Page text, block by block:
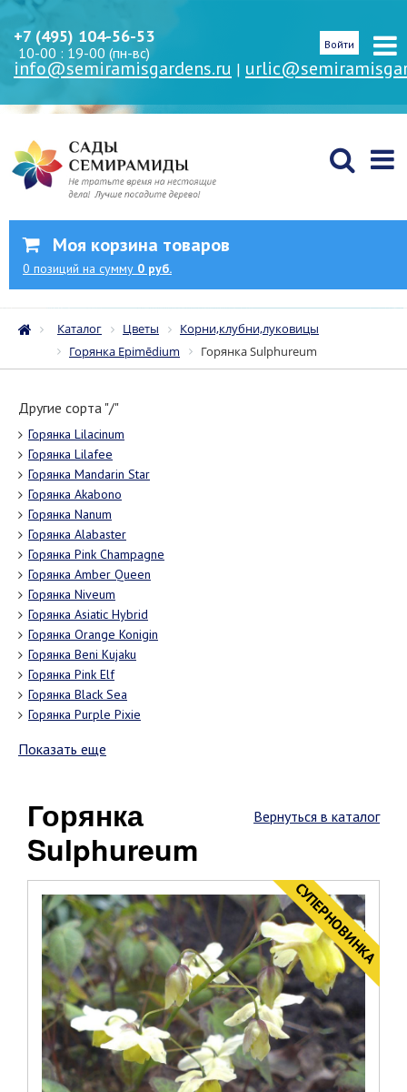
+7 (495) 104-56-53
10-00 : 19-00 (пн-вс)
info@semiramisgardens.ru |
Войти
Моя корзина товаров
0 позиций на сумму 0 руб.
Каталог Цветы
Корни,клубни,луковицы
Горянка Epimēdium
Горянка Sulphureum
Другие сорта "/"
Горянка Lilacinum
Горянка Lilafee
Горянка Mandarin Star
Горянка Akabono
Горянка Nanum
Горянка Alabaster
Горянка Pink Champagne
Горянка Amber Queen
Горянка Niveum
Горянка Asiatic Hybrid
Горянка Orange Konigin
Горянка Beni Kujaku
Горянка Pink Elf
Горянка Black Sea
Горянка Purple Pixie
Показать еще
Вернуться в каталог
Горянка
Sulphureum
CУПЕРНОВИНКА